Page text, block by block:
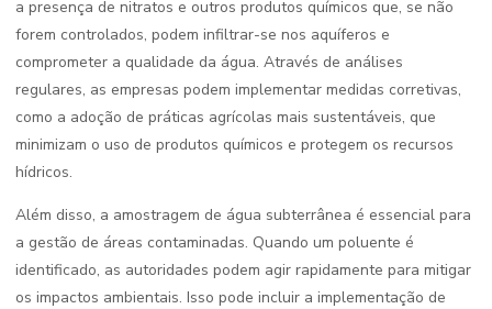
a presença de nitratos e outros produtos químicos que, se não
forem controlados, podem infiltrar-se nos aquíferos e
comprometer a qualidade da água. Através de análises
regulares, as empresas podem implementar medidas corretivas,
como a adoção de práticas agrícolas mais sustentáveis, que
minimizam o uso de produtos químicos e protegem os recursos
hídricos.
Além disso, a amostragem de água subterrânea é essencial para
a gestão de áreas contaminadas. Quando um poluente é
identificado, as autoridades podem agir rapidamente para mitigar
os impactos ambientais. Isso pode incluir a implementação de